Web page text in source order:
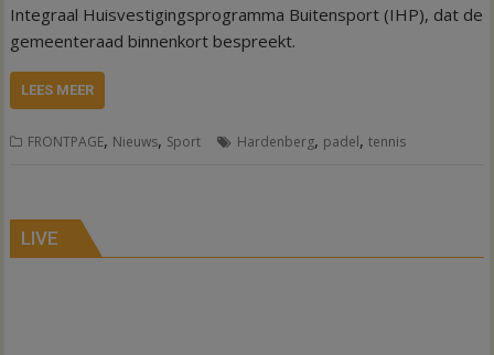
Integraal Huisvestigingsprogramma Buitensport (IHP), dat de
gemeenteraad binnenkort bespreekt.
LEES MEER
FRONTPAGE, Nieuws, Sport Hardenberg, padel,tennis
LIVE